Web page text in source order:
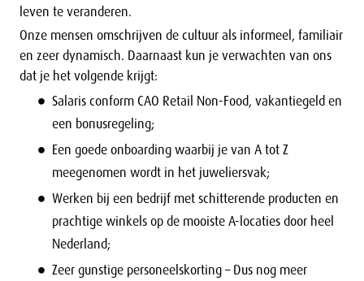
leven te veranderen.
Onze mensen omschrijven de cultuur als informeel, familiair
en zeer dynamisch. Daarnaast kun je verwachten van ons
dat je het volgende krijgt:
Salaris conform CAO Retail Non-Food, vakantiegeld en
een bonusregeling;
Een goede onboarding waarbij je van A tot Z
meegenomen wordt in het juweliersvak;
Werken bij een bedrijf met schitterende producten en
prachtige winkels op de mooiste A-locaties door heel
Nederland;
Zeer gunstige personeelskorting – Dus nog meer